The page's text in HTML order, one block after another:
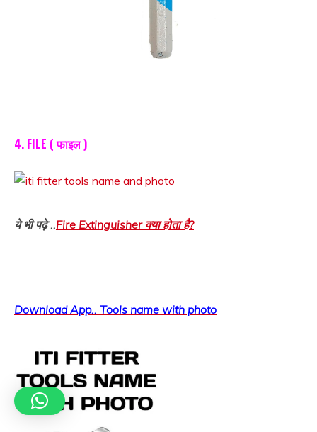
4. FILE ( फाइल )
ये भी पढ़े ..Fire Extinguisher क्या होता है?
Download App.. Tools name with photo